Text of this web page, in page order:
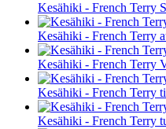
Kesähiki - French Terry
Kesähiki - French Terry
Kesähiki - French Terry
Kesähiki - French Terry
Kesähiki - French Terry